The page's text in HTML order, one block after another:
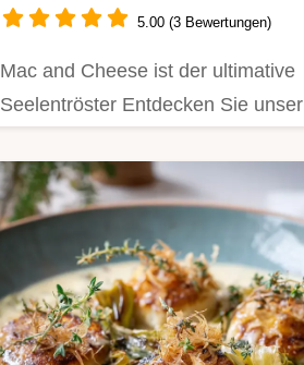
5.00 (3 Bewertungen)
Mac and Cheese ist der ultimative
Seelentröster Entdecken Sie unser